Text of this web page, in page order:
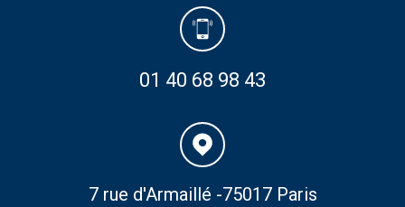
01 40 68 98 43
7 rue d'Armaillé -75017 Paris